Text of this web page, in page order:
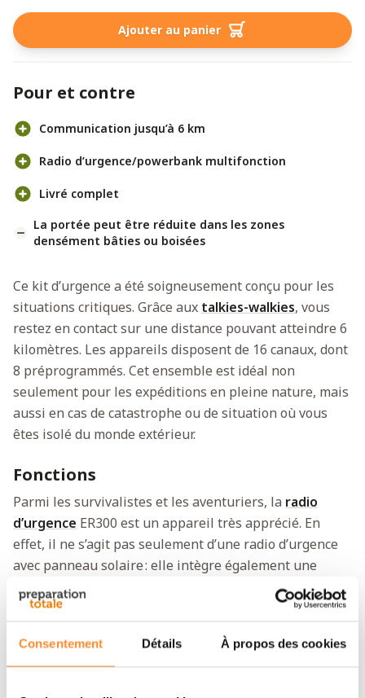
Consentement Détails À propos des cookies
Ajouter au panier
Pour et contre
Communication jusqu’à 6 km
Radio d’urgence/powerbank multifonction
Livré complet
La portée peut être réduite dans les zones
densément bâties ou boisées
Ce kit d’urgence a été soigneusement conçu pour les
situations critiques. Grâce aux talkies-walkies, vous
restez en contact sur une distance pouvant atteindre 6
kilomètres. Les appareils disposent de 16 canaux, dont
8 préprogrammés. Cet ensemble est idéal non
seulement pour les expéditions en pleine nature, mais
aussi en cas de catastrophe ou de situation où vous
êtes isolé du monde extérieur.
Fonctions
Parmi les survivalistes et les aventuriers, la radio
d’urgence ER300 est un appareil très apprécié. En
effet, il ne s’agit pas seulement d’une radio d’urgence
avec panneau solaire : elle intègre également une
powerbank et une lampe de poche. Ces fonctions
supplémentaires vous aident à rester connecté avec
importants des services d’urgence pour savoir d’où
vient le danger, quelles mesures prendre pour vous